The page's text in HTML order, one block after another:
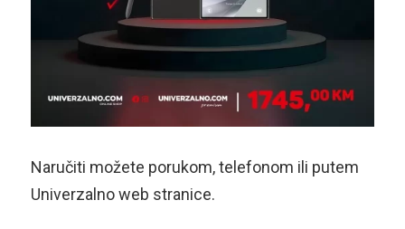
Naručiti možete porukom, telefonom ili putem
Univerzalno web stranice.